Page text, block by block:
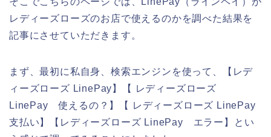
レディーズローズのお店で使えるのかを調べた結果を
記事にさせていただきます。
まず、最初に私自身、検索エンジンを使って、【レデ
ィーズローズ LinePay】【 レディーズローズ
LinePay 使えるの？】【 レディーズローズ LinePay
支払い】【レディーズローズ LinePay エラー】とい